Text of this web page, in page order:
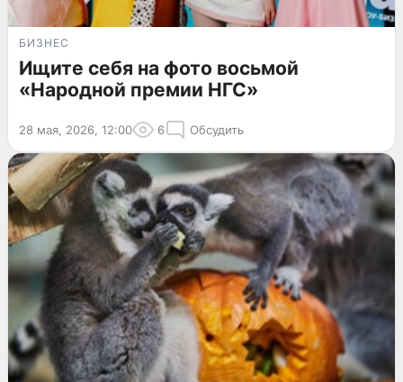
БИЗНЕС
Ищите себя на фото восьмой
«Народной премии НГС»
28 мая, 2026, 12:00 6 Обсудить